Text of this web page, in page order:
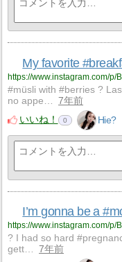
My favorite
https://www.instagram.com/p/
#müsli with #berries ?
no appe…
7年前
いいね！
0 Hie?
I’m gonna be a
https://www.instagram.com/p/
? I had so hard
gett…
7年前